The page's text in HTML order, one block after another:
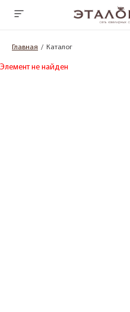
Главная Каталог
Элемент не найден